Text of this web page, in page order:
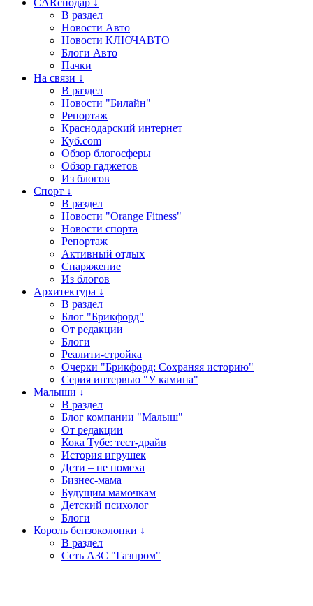
CARснодар ↓
В раздел
Новости Авто
Новости КЛЮЧАВТО
Блоги Авто
Пачки
На связи ↓
В раздел
Новости "Билайн"
Репортаж
Краснодарский интернет
Куб.com
Обзор блогосферы
Обзор гаджетов
Из блогов
Спорт ↓
В раздел
Новости "Orange Fitness"
Новости спорта
Репортаж
Активный отдых
Снаряжение
Из блогов
Архитектура ↓
В раздел
Блог "Брикфорд"
От редакции
Блоги
Реалити-стройка
Очерки "Брикфорд: Сохраняя историю"
Серия интервью "У камина"
Малыши ↓
В раздел
Блог компании "Малыш"
От редакции
Кока Тубе: тест-драйв
История игрушек
Дети – не помеха
Бизнес-мама
Будущим мамочкам
Детский психолог
Блоги
Король бензоколонки ↓
В раздел
Сеть АЗС "Газпром"